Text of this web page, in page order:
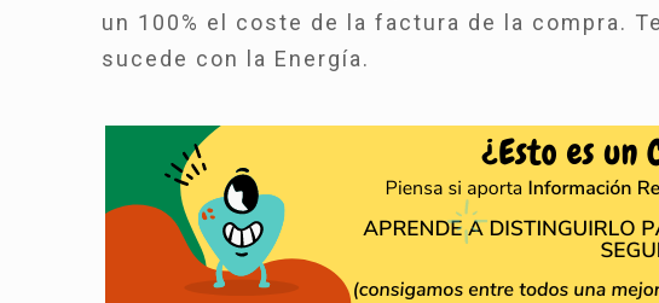
un 100% el coste de la factura de la compra.
sucede con la Energía.